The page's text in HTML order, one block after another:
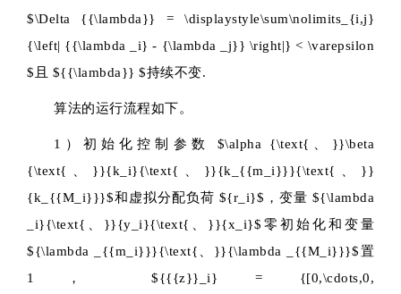
$\Delta {{\lambda}} = \displaystyle\sum\nolimits_{i,j}
{\left| {{\lambda _i} - {\lambda _j}} \right|} < \varepsilon
$ 且 ${{\lambda}} $持续不变.
算法的运行流程如下。
1）初始化控制参数 $\alpha {\text{、}}\beta
{\text{、}}{k_i}{\text{、}}{k_{{m_i}}}{\text{、}}
{k_{{M_i}}}$和虚拟分配负荷 ${r_i}$ ，变量 ${\lambda
_i}{\text{、}}{y_i}{\text{、}}{x_i}$ 零初始化和变量
${\lambda _{{m_i}}}{\text{、}}{\lambda _{{M_i}}}$置
1，${{{z}}_i} = {[0,\cdots,0,